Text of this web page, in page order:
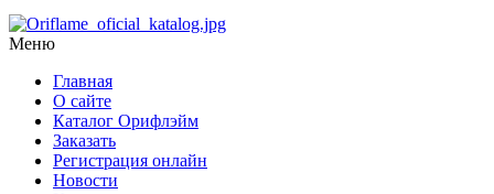
Меню
Главная
О сайте
Каталог Орифлэйм
Заказать
Регистрация онлайн
Новости